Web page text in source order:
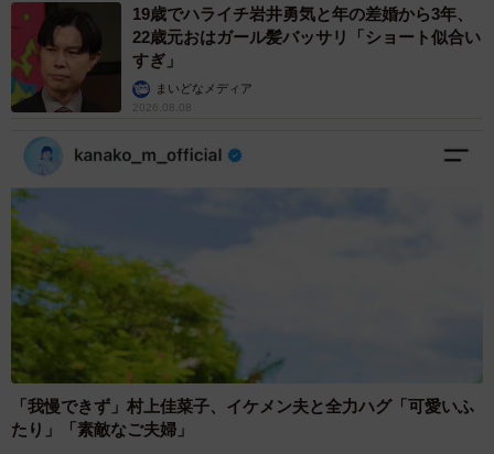
19歳でハライチ岩井勇気と年の差婚から3年、
22歳元おはガール髪バッサリ「ショート似合い
すぎ」
まいどなメディア
2026.08.08
「我慢できず」村上佳菜子、イケメン夫と全力ハグ「可愛いふ
たり」「素敵なご夫婦」